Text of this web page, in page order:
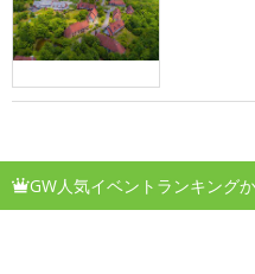
GW人気イベントランキング